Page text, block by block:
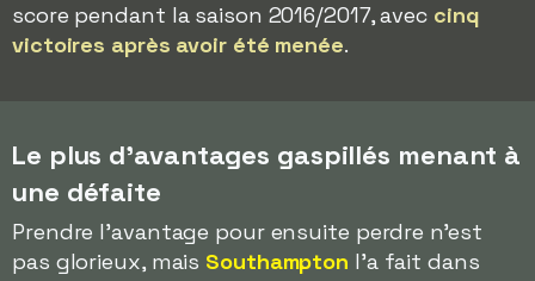
score pendant la saison 2016/2017, avec cinq
victoires après avoir été menée.
Le plus d'avantages gaspillés menant à
une défaite
Prendre l'avantage pour ensuite perdre n'est
pas glorieux, mais Southampton l'a fait dans